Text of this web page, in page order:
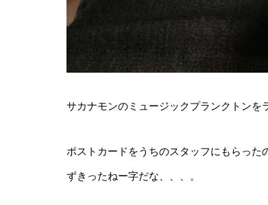
サカナモンのミュージックプランクトンを
ポストカードをうちのスタッフにもらっ
ずきったねー字だな、、、。